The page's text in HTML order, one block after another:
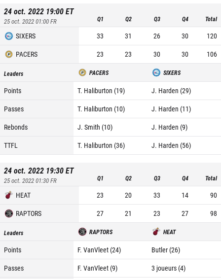
24 oct. 2022 19:00ET
25 oct. 2022 01:00FR Q1 Q2 Q3 Q4 Total
SIXERS 33 31 26 30
120
PACERS
23 23 30 30 106
Leaders PACERS SIXERS
Points T. Haliburton (19)
J. Harden (29)
Passes
T. Haliburton (10)
J. Harden (11)
Rebonds
J. Smith (10)
J. Harden (9)
TTFL
T. Haliburton (36) J. Harden (56)
24 oct. 2022 19:30ET
25 oct. 2022 01:30FR Q1 Q2 Q3 Q4 Total
HEAT 23 20 33 14
90
RAPTORS
27 21 23 27 98
Leaders RAPTORS HEAT
Points F. VanVleet (24)
Butler (26)
Passes
F. VanVleet (9)
3 joueurs (4)